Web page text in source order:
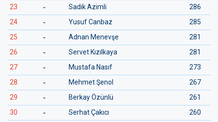
23
- Sadık Azimli
286
24
- Yusuf Canbaz
285
25
- Adnan Menevşe
281
26
- Servet Kızılkaya
281
27
- Mustafa Nasıf
273
28
- Mehmet Şenol
267
29
- Berkay Özünlü
261
30
- Serhat Çakıcı
260